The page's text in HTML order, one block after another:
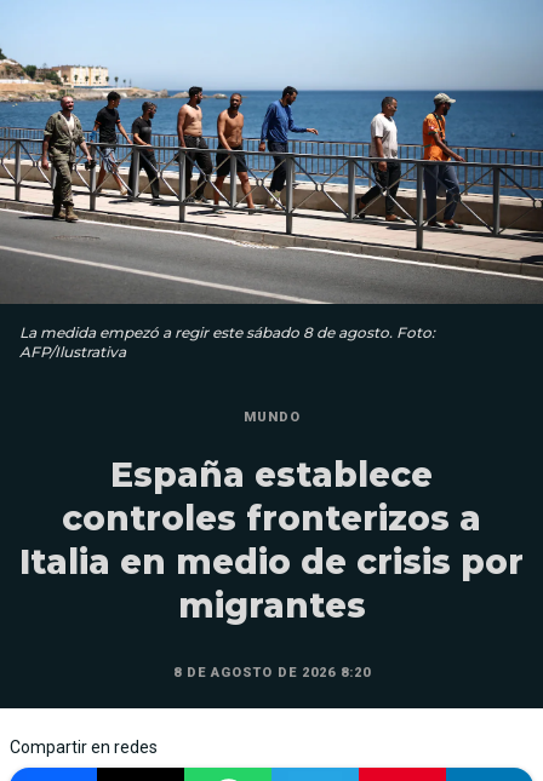
La medida empezó a regir este sábado 8 de agosto. Foto:
AFP/Ilustrativa
MUNDO
España establece
controles fronterizos a
Italia en medio de crisis por
migrantes
8 DE AGOSTO DE 2026 8:20
Compartir en redes